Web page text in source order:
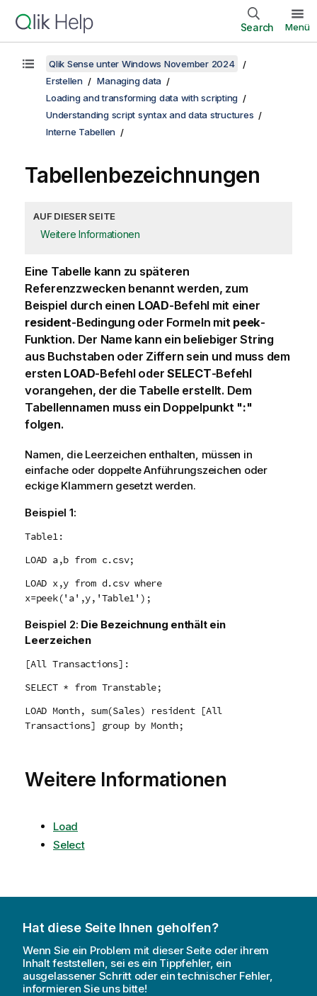
Search Menü
Qlik Sense unter Windows November 2024
Erstellen
Managing data
Loading and transforming data with scripting
Understanding script syntax and data structures
Interne Tabellen
Tabellenbezeichnungen
AUF DIESER SEITE
Weitere Informationen
Eine Tabelle kann zu späteren
Referenzzwecken benannt werden, zum
Beispiel durch einen LOAD-Befehl mit einer
resident-Bedingung oder Formeln mit peek-
Funktion. Der Name kann ein beliebiger String
aus Buchstaben oder Ziffern sein und muss dem
ersten LOAD-Befehl oder SELECT-Befehl
vorangehen, der die Tabelle erstellt. Dem
Tabellennamen muss ein Doppelpunkt ":"
folgen.
Namen, die Leerzeichen enthalten, müssen in
einfache oder doppelte Anführungszeichen oder
eckige Klammern gesetzt werden.
Beispiel 1:
Table1:
LOAD a,b from c.csv;
LOAD x,y from d.csv where
x=peek('a',y,'Table1');
Beispiel 2: Die Bezeichnung enthält ein
Leerzeichen
[All Transactions]:
SELECT * from Transtable;
LOAD Month, sum(Sales) resident [All
Transactions] group by Month;
Weitere Informationen
Load
Select
Hat diese Seite Ihnen geholfen?
Wenn Sie ein Problem mit dieser Seite oder ihrem
Inhalt feststellen, sei es ein Tippfehler, ein
ausgelassener Schritt oder ein technischer Fehler,
informieren Sie uns bitte!